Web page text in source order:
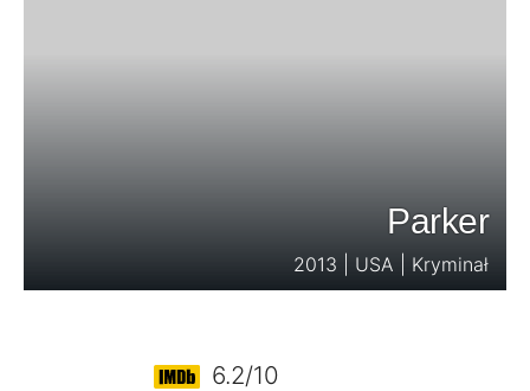
Parker
2013 | USA | Kryminał
6.2/10